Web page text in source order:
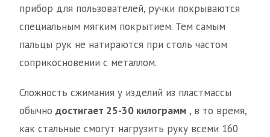
прибор для пользователей, ручки покрываются
специальным мягким покрытием. Тем самым
пальцы рук не натираются при столь частом
соприкосновении с металлом.
Сложность сжимания у изделий из пластмассы
обычно достигает 25-30 килограмм , в то время,
как стальные смогут нагрузить руку всеми 160